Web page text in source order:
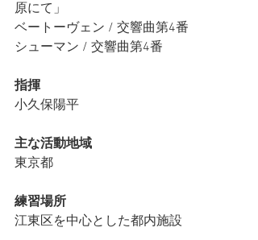
原にて」
ベートーヴェン / 交響曲第4番
シューマン / 交響曲第4番
指揮
小久保陽平
主な活動地域
東京都
練習場所
江東区を中心とした都内施設